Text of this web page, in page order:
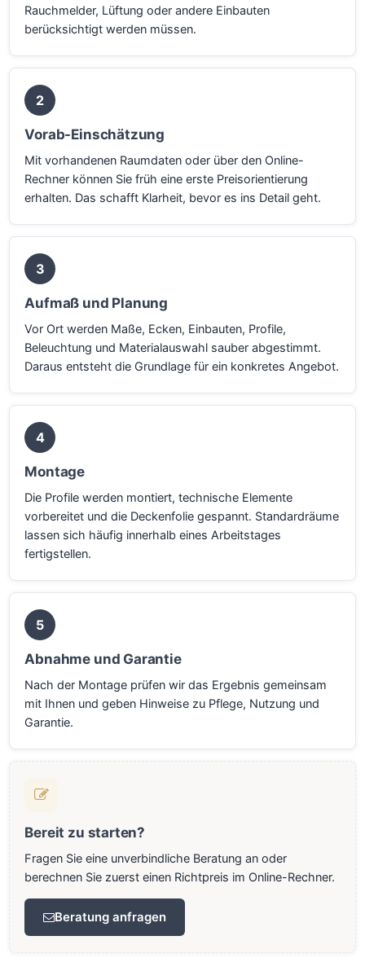
Rauchmelder, Lüftung oder andere Einbauten
berücksichtigt werden müssen.
2
Vorab-Einschätzung
Mit vorhandenen Raumdaten oder über den Online-
Rechner können Sie früh eine erste Preisorientierung
erhalten. Das schafft Klarheit, bevor es ins Detail geht.
3
Aufmaß und Planung
Vor Ort werden Maße, Ecken, Einbauten, Profile,
Beleuchtung und Materialauswahl sauber abgestimmt.
Daraus entsteht die Grundlage für ein konkretes Angebot.
4
Montage
Die Profile werden montiert, technische Elemente
vorbereitet und die Deckenfolie gespannt. Standardräume
lassen sich häufig innerhalb eines Arbeitstages
fertigstellen.
5
Abnahme und Garantie
Nach der Montage prüfen wir das Ergebnis gemeinsam
mit Ihnen und geben Hinweise zu Pflege, Nutzung und
Garantie.
Bereit zu starten?
Fragen Sie eine unverbindliche Beratung an oder
berechnen Sie zuerst einen Richtpreis im Online-Rechner.
Beratung anfragen